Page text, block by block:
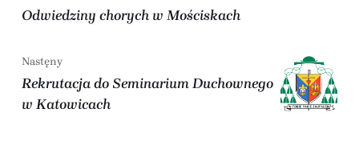
Odwiedziny chorych w Mościskach
Nastęny
Rekrutacja do Seminarium Duchownego
w Katowicach